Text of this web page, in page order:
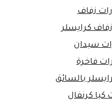
زفاف
كرايسلر
سيدان
فاخرة
بالسائق
كيا كرنفال